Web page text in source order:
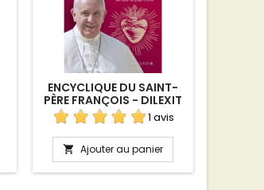
ENCYCLIQUE DU SAINT-
PÈRE FRANÇOIS - DILEXIT
NOS IL NOUS A AIMÉS
1 avis
 Ajouter au panier